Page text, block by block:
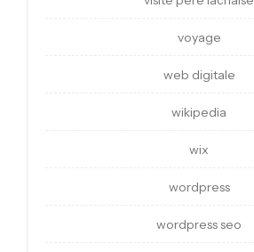
voyage
web digitale
wikipedia
wix
wordpress
wordpress seo